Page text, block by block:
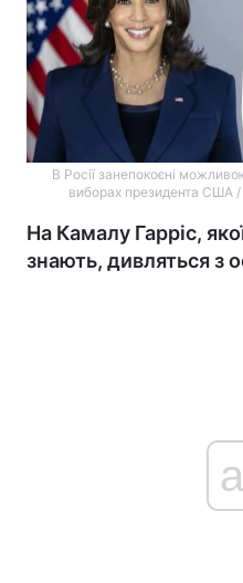
В Росії занепокоєні
виборах президента США /
На Камалу Гарріс,
знають, дивляться з